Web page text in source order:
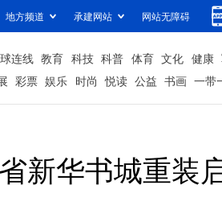
地方频道 承建网站 网站无障碍
连线 教育 科技 科普 体育 文化 健康
彩票 娱乐 时尚 悦读 公益 书画 一带
新华书城重装